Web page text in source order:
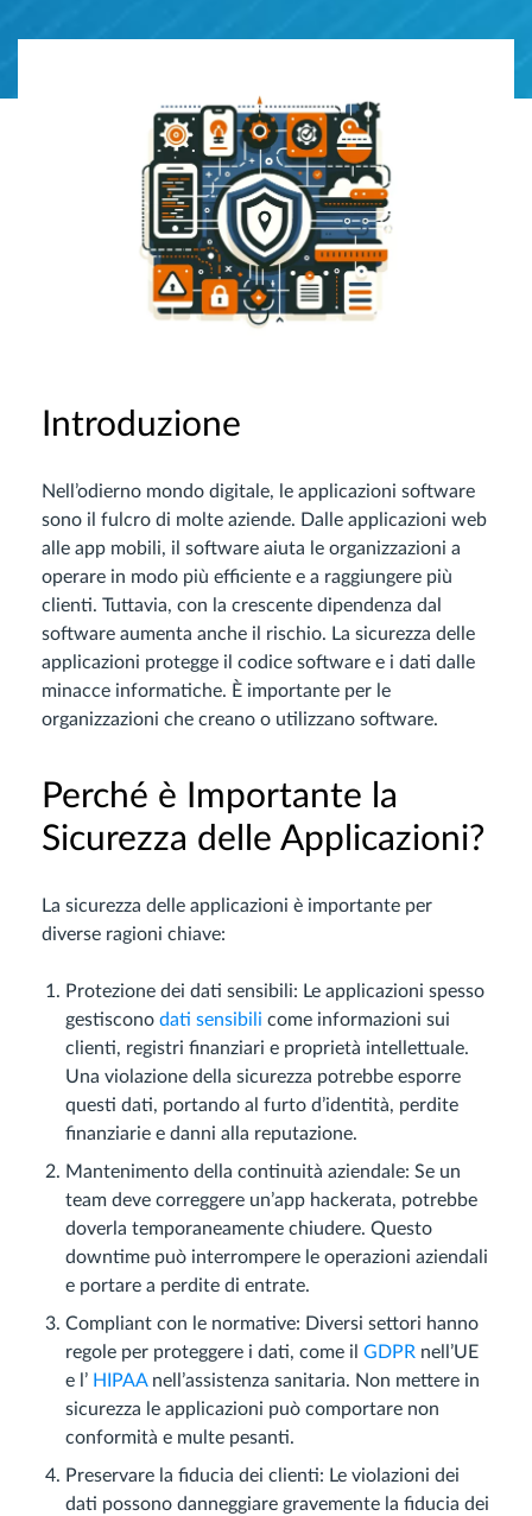
Introduzione
Nell’odierno mondo digitale, le applicazioni software
sono il fulcro di molte aziende. Dalle applicazioni web
alle app mobili, il software aiuta le organizzazioni a
operare in modo più efficiente e a raggiungere più
clienti. Tuttavia, con la crescente dipendenza dal
software aumenta anche il rischio. La sicurezza delle
applicazioni protegge il codice software e i dati dalle
minacce informatiche. È importante per le
organizzazioni che creano o utilizzano software.
Perché è Importante la
Sicurezza delle Applicazioni?
La sicurezza delle applicazioni è importante per
diverse ragioni chiave:
Protezione dei dati sensibili: Le applicazioni spesso
gestiscono dati sensibili come informazioni sui
clienti, registri finanziari e proprietà intellettuale.
Una violazione della sicurezza potrebbe esporre
questi dati, portando al furto d’identità, perdite
finanziarie e danni alla reputazione.
Mantenimento della continuità aziendale: Se un
team deve correggere un’app hackerata, potrebbe
doverla temporaneamente chiudere. Questo
downtime può interrompere le operazioni aziendali
e portare a perdite di entrate.
Compliant con le normative: Diversi settori hanno
regole per proteggere i dati, come il GDPR nell’UE
e l’ HIPAAnell’assistenza sanitaria. Non mettere in
sicurezza le applicazioni può comportare non
conformità e multe pesanti.
Preservare la fiducia dei clienti: Le violazioni dei
dati possono danneggiare gravemente la fiducia dei